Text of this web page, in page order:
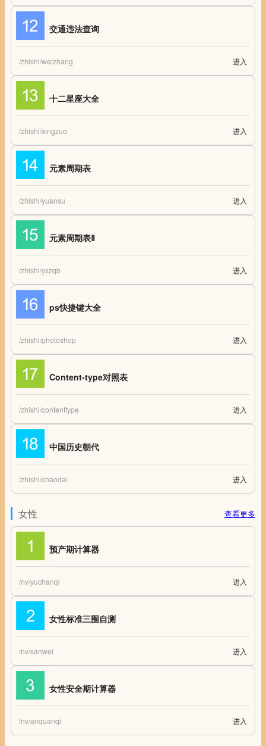
交通违法查询
交通违法查询 全国车辆交通违章查询
/zhishi/weizhang 进入
十二星座大全
十二星座大全 星座查询 守护神 守护神兽 星座花语
/zhishi/xingzuo 进入
元素周期表
元素周期表 在线化学元素周期表
/zhishi/yuansu 进入
元素周期表Ⅱ
元素周期表Ⅱ 在线化学元素周期表
/zhishi/yszqb 进入
ps快捷键大全
ps快捷键大全 Photoshop快捷键大全 Photoshop常用快捷键
/zhishi/photoshop 进入
Content-type对照表
HTTP-Content-type对照表
/zhishi/contenttype 进入
中国历史朝代
中国历史朝代 历史朝代顺序表 中国历史朝代表 历史朝代歌
/zhishi/chaodai 进入
女性 查看更多
预产期计算器
预产期计算器 在线预产期计算
/nv/yuchanqi 进入
女性标准三围自测
女性标准三围自测 女性标准三围
/nv/sanwei 进入
女性安全期计算器
女性安全期计算器 生理期计算器 生理周期计算器
/nv/anquanqi 进入